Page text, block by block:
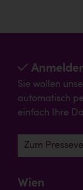
Sie wollen
automatisch
einfach Ihre
Zum
Wien